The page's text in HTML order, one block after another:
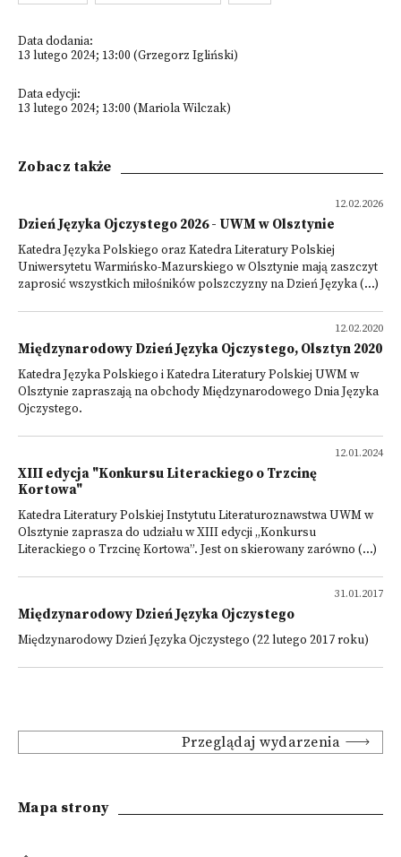
Data dodania:
13 lutego 2024; 13:00 (Grzegorz Igliński)
Data edycji:
13 lutego 2024; 13:00 (Mariola Wilczak)
Zobacz także
12.02.2026
Dzień Języka Ojczystego 2026 - UWM w Olsztynie
Katedra Języka Polskiego oraz Katedra Literatury Polskiej
Uniwersytetu Warmińsko-Mazurskiego w Olsztynie mają zaszczyt
zaprosić wszystkich miłośników polszczyzny na Dzień Języka (...)
12.02.2020
Międzynarodowy Dzień Języka Ojczystego, Olsztyn 2020
Katedra Języka Polskiego i Katedra Literatury Polskiej UWM w
Olsztynie zapraszają na obchody Międzynarodowego Dnia Języka
Ojczystego.
12.01.2024
XIII edycja "Konkursu Literackiego o Trzcinę
Kortowa"
Katedra Literatury Polskiej Instytutu Literaturoznawstwa UWM w
Olsztynie zaprasza do udziału w XIII edycji „Konkursu
Literackiego o Trzcinę Kortowa”. Jest on skierowany zarówno (...)
31.01.2017
Międzynarodowy Dzień Języka Ojczystego
Międzynarodowy Dzień Języka Ojczystego (22 lutego 2017 roku)
Przeglądaj wydarzenia
Mapa strony